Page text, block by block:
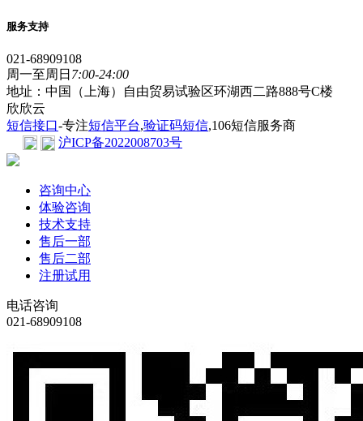
服务支持
021-68909108
周一至周日 7:00-24:00
地址：中国（上海）自由贸易试验区环湖西二路888号C楼
欣欣云
短信接口-专注短信平台,验证码短信,106短信服务商
沪ICP备2022008703号
咨询中心
体验咨询
技术支持
售后一部
售后二部
注册试用
电话咨询
021-68909108